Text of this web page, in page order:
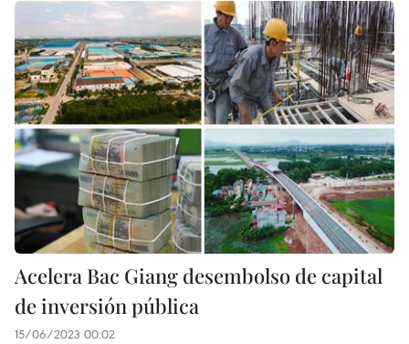
Acelera Bac Giang desembolso de capital
de inversión pública
15/06/2023 00:02